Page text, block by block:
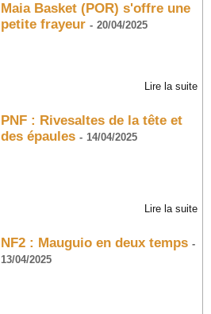
Maia Basket (POR) s'offre une
petite frayeur - 20/04/2025
Lire la suite
PNF : Rivesaltes de la tête et
des épaules - 14/04/2025
Lire la suite
NF2 : Mauguio en deux temps -
13/04/2025